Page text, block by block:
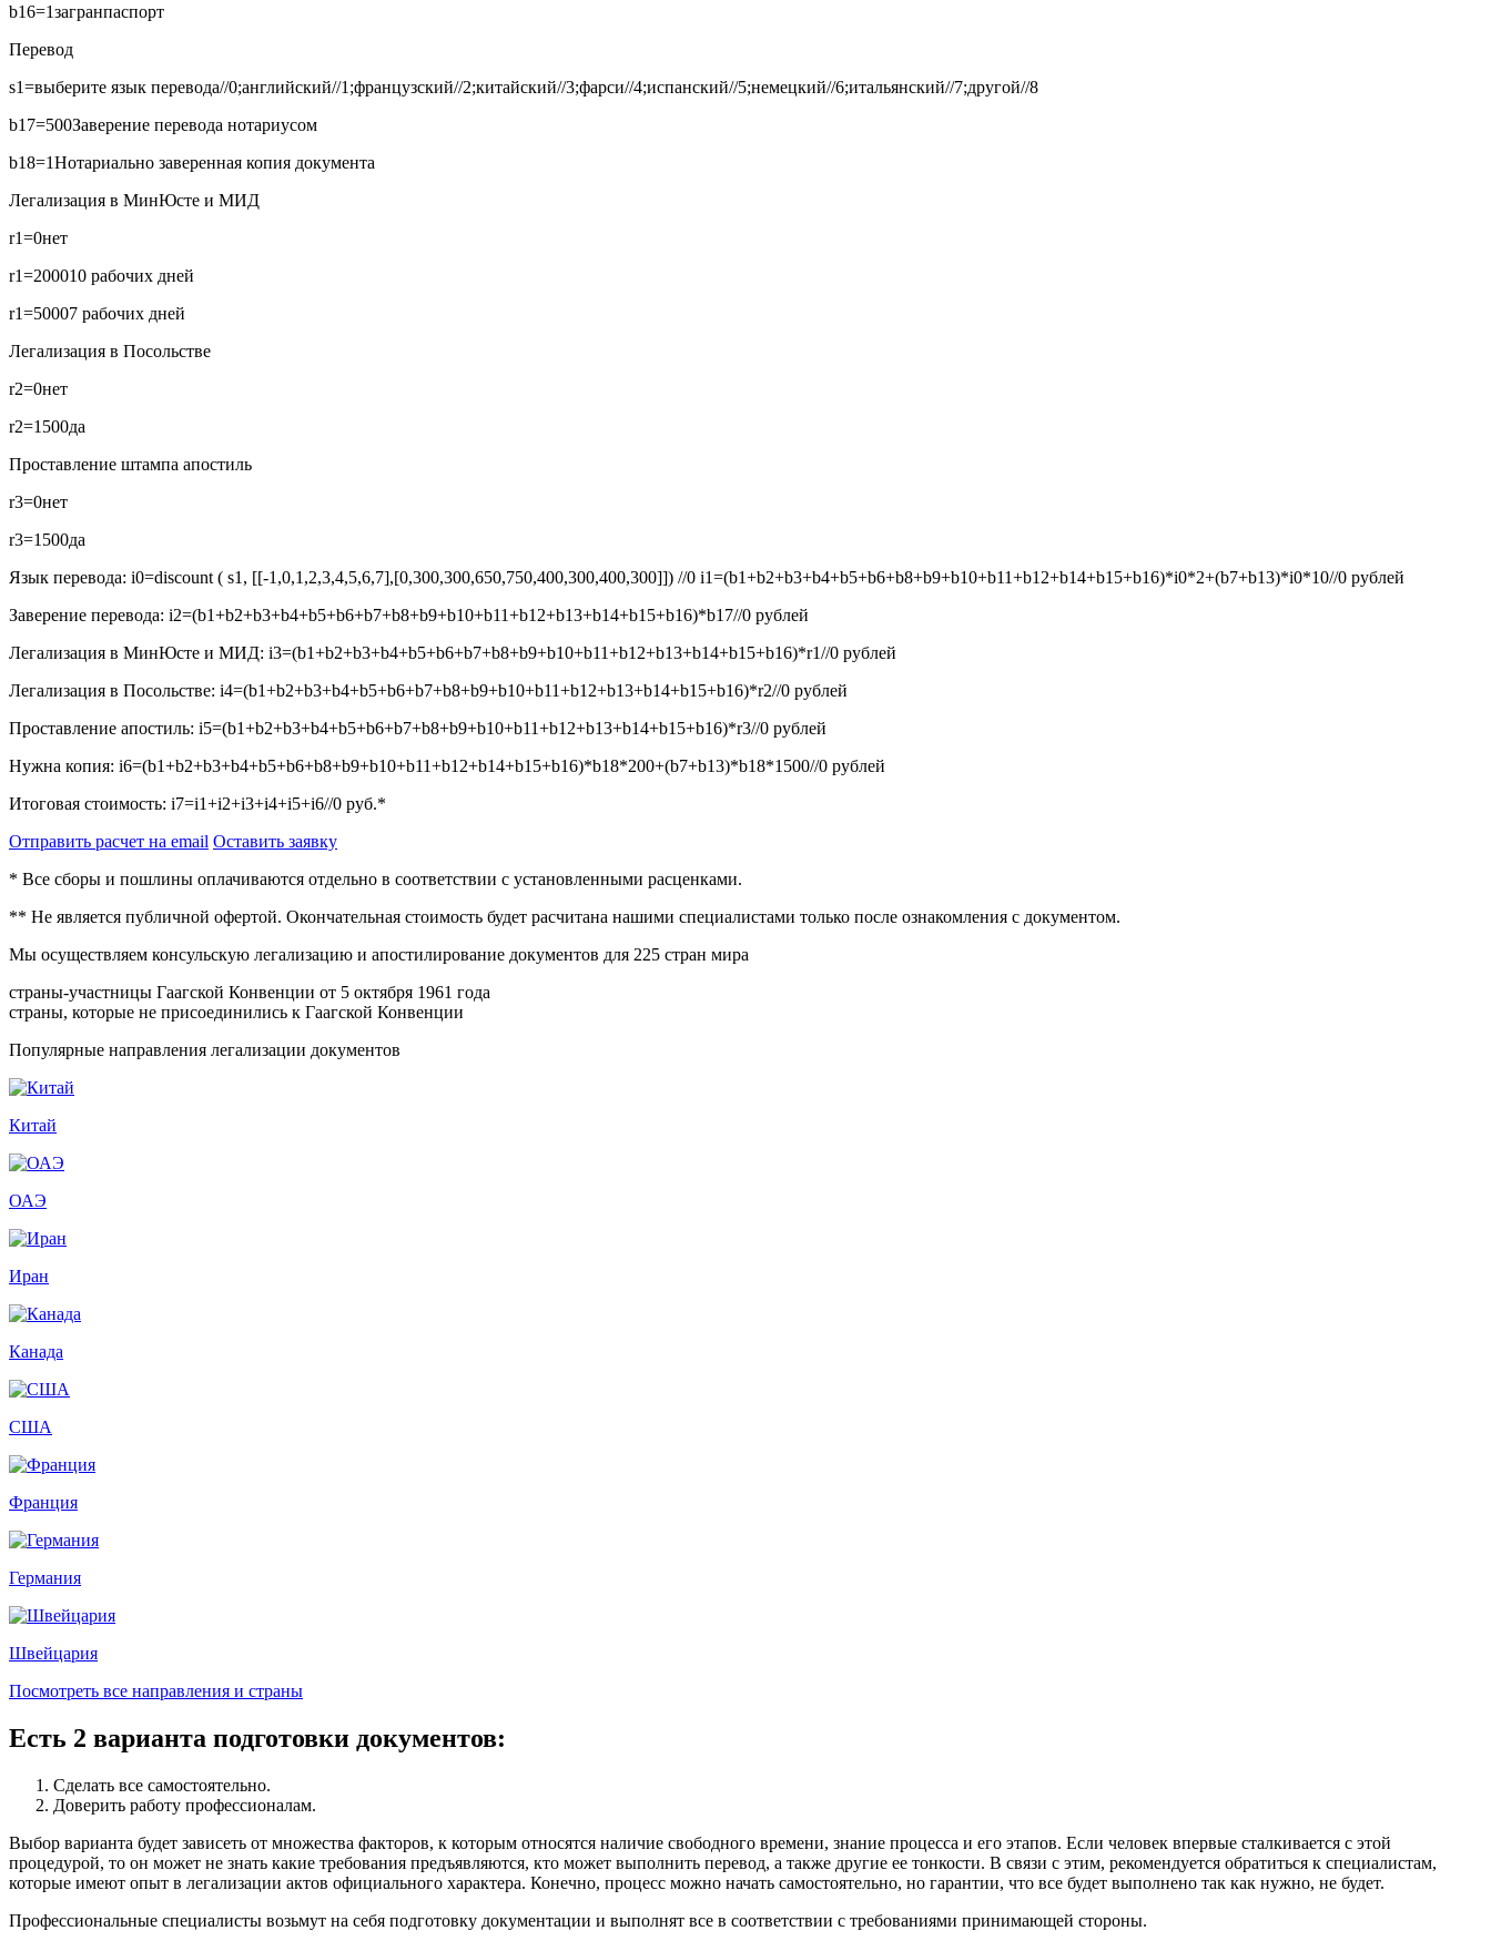
b16=1загранпаспорт
Перевод
s1=выберите язык перевода//0;английский//1;французский//2;китайский//3;фарси//4;испанский//5;немецкий//6;итальянский//7;другой//8
b17=500Заверение перевода нотариусом
b18=1Нотариально заверенная копия документа
Легализация в МинЮсте и МИД
r1=0нет
r1=200010 рабочих дней
r1=50007 рабочих дней
Легализация в Посольстве
r2=0нет
r2=1500да
Проставление штампа апостиль
r3=0нет
r3=1500да
Язык перевода: i0=discount ( s1, [[-1,0,1,2,3,4,5,6,7],[0,300,300,650,750,400,300,400,300]]) //0 i1=(b1+b2+b3+b4+b5+b6+b8+b9+b10+b11+b12+b14+b15+b16)*i0*2+(b7+b13)*i0*10//0 рублей
Заверение перевода: i2=(b1+b2+b3+b4+b5+b6+b7+b8+b9+b10+b11+b12+b13+b14+b15+b16)*b17//0 рублей
Легализация в МинЮсте и МИД: i3=(b1+b2+b3+b4+b5+b6+b7+b8+b9+b10+b11+b12+b13+b14+b15+b16)*r1//0 рублей
Легализация в Посольстве: i4=(b1+b2+b3+b4+b5+b6+b7+b8+b9+b10+b11+b12+b13+b14+b15+b16)*r2//0 рублей
Проставление апостиль: i5=(b1+b2+b3+b4+b5+b6+b7+b8+b9+b10+b11+b12+b13+b14+b15+b16)*r3//0 рублей
Нужна копия: i6=(b1+b2+b3+b4+b5+b6+b8+b9+b10+b11+b12+b14+b15+b16)*b18*200+(b7+b13)*b18*1500//0 рублей
Итоговая стоимость: i7=i1+i2+i3+i4+i5+i6//0 руб.*
Отправить расчет на email Оставить заявку
* Все сборы и пошлины оплачиваются отдельно в соответствии с установленными расценками.
** Не является публичной офертой. Окончательная стоимость будет расчитана нашими специалистами только после ознакомления с документом.
Мы осуществляем консульскую легализацию и апостилирование документов для 225 стран мира
страны-участницы Гаагской Конвенции от 5 октября 1961 года
страны, которые не присоединились к Гаагской Конвенции
Популярные направления легализации документов
Китай
ОАЭ
Иран
Канада
США
Франция
Германия
Швейцария
Посмотреть все направления и страны
Есть 2 варианта подготовки документов:
Сделать все самостоятельно.
Доверить работу профессионалам.
Выбор варианта будет зависеть от множества факторов, к которым относятся наличие свободного времени, знание процесса и его этапов. Если человек впервые сталкивается с этой
процедурой, то он может не знать какие требования предъявляются, кто может выполнить перевод, а также другие ее тонкости. В связи с этим, рекомендуется обратиться к специалистам,
которые имеют опыт в легализации актов официального характера. Конечно, процесс можно начать самостоятельно, но гарантии, что все будет выполнено так как нужно, не будет.
Профессиональные специалисты возьмут на себя подготовку документации и выполнят все в соответствии с требованиями принимающей стороны.